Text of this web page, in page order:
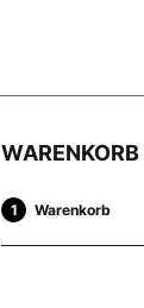
WARENKORB
Warenkorb